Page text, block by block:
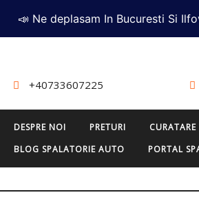
📣 Ne deplasam In Bucuresti Si
+40733607225
DESPRE NOI PRETURI
BLOG SPALATORIE AUTO
PORTAL